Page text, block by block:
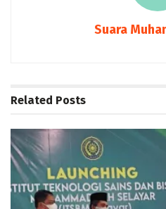
Suara
Related Posts